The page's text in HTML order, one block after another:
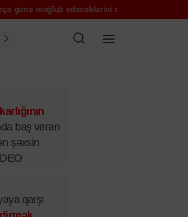
edəcəklərini düşündülər” – Pezəşkian
Şou-biznes Müsahibə
baş verən
şəxsin
qarşı